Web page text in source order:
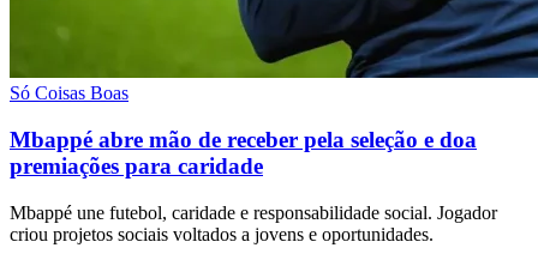
Só Coisas Boas
Mbappé abre mão de receber pela seleção e doa
premiações para caridade
Mbappé une futebol, caridade e responsabilidade social. Jogador
criou projetos sociais voltados a jovens e oportunidades.